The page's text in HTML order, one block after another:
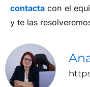
contacta con el
y te las